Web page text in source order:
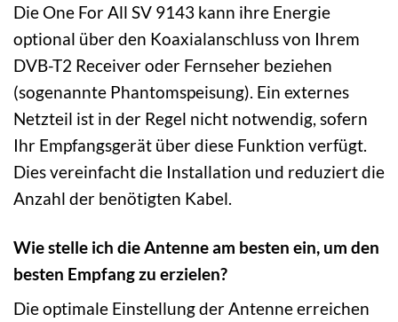
Die One For All SV 9143 kann ihre Energie
optional über den Koaxialanschluss von Ihrem
DVB-T2 Receiver oder Fernseher beziehen
(sogenannte Phantomspeisung). Ein externes
Netzteil ist in der Regel nicht notwendig, sofern
Ihr Empfangsgerät über diese Funktion verfügt.
Dies vereinfacht die Installation und reduziert die
Anzahl der benötigten Kabel.
Wie stelle ich die Antenne am besten ein, um den
besten Empfang zu erzielen?
Die optimale Einstellung der Antenne erreichen